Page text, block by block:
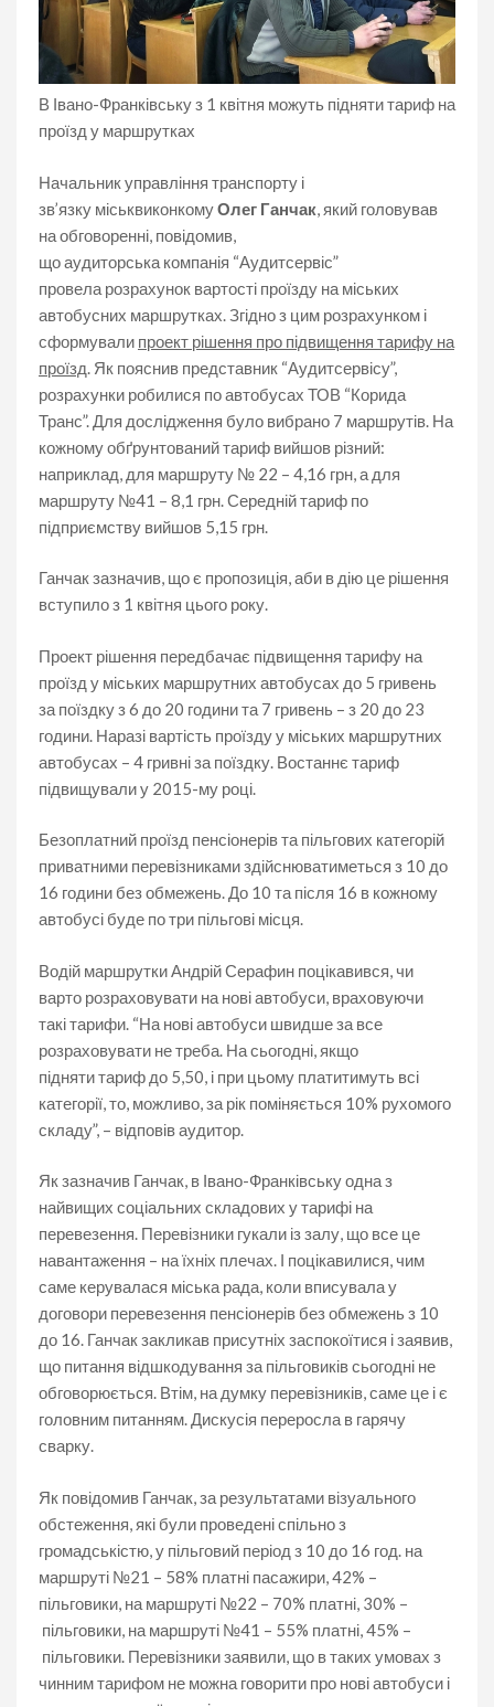
В Івано-Франківську з 1 квітня можуть підняти тариф на
проїзд у маршрутках
Начальник управління транспорту і
зв’язку міськвиконкомуОлег Ганчак, який головував
на обговоренні, повідомив,
що аудиторська компанія “Аудитсервіс”
провела розрахунок вартості проїзду на міських
автобусних маршрутках. Згідно з цим розрахунком і
сформували проект рішення про підвищення тарифу на
проїзд. Як пояснив представник “Аудитсервісу”,
розрахунки робилися по автобусах ТОВ “Корида
Транс”. Для дослідження було вибрано 7 маршрутів. На
кожному обґрунтований тариф вийшов різний:
наприклад, для маршруту № 22 – 4,16 грн, а для
маршруту №41 – 8,1 грн. Середній тариф по
підприємству вийшов 5,15 грн.
Ганчак зазначив, що є пропозиція, аби в дію це рішення
вступило з 1 квітня цього року.
Проект рішення передбачає підвищення тарифу на
проїзд у міських маршрутних автобусах до 5 гривень
за поїздку з 6 до 20 години та 7 гривень – з 20 до 23
години. Наразі вартість проїзду у міських маршрутних
автобусах – 4 гривні за поїздку. Востаннє тариф
підвищували у 2015-му році.
Безоплатний проїзд пенсіонерів та пільгових категорій
приватними перевізниками здійснюватиметься з 10 до
16 години без обмежень. До 10 та після 16 в кожному
автобусі буде по три пільгові місця.
Водій маршрутки Андрій Серафин поцікавився, чи
варто розраховувати на нові автобуси, враховуючи
такі тарифи. “На нові автобуси швидше за все
розраховувати не треба. На сьогодні, якщо
підняти тариф до 5,50, і при цьому платитимуть всі
категорії, то, можливо, за рік поміняється 10% рухомого
складу”, – відповів аудитор.
Як зазначив Ганчак, в Івано-Франківську одна з
найвищих соціальних складових у тарифі на
перевезення. Перевізники гукали із залу, що все це
навантаження – на їхніх плечах. І поцікавилися, чим
саме керувалася міська рада, коли вписувала у
договори перевезення пенсіонерів без обмежень з 10
до 16. Ганчак закликав присутніх заспокоїтися і заявив,
що питання відшкодування за пільговиків сьогодні не
обговорюється. Втім, на думку перевізників, саме це і є
головним питанням. Дискусія переросла в гарячу
сварку.
Як повідомив Ганчак, за результатами візуального
обстеження, які були проведені спільно з
громадськістю, у пільговий період з 10 до 16 год. на
маршруті №21 – 58% платні пасажири, 42% –
пільговики, на маршруті №22 – 70% платні, 30% –
пільговики, на маршруті №41 – 55% платні, 45% –
пільговики. Перевізники заявили, що в таких умовах з
чинним тарифом не можна говорити про нові автобуси і